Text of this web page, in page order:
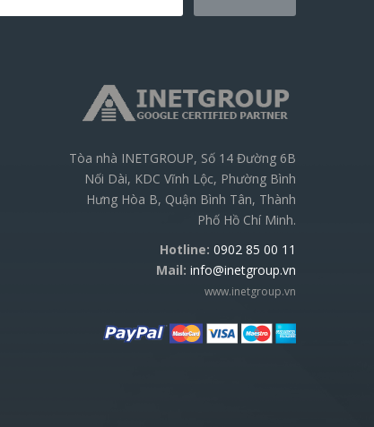
Tòa nhà INETGROUP, Số 14 Đường 6B
Nối Dài, KDC Vĩnh Lộc, Phường Bình
Hưng Hòa B, Quận Bình Tân, Thành
Phố Hồ Chí Minh.
Hotline: 0902 85 00 11
Mail: info@inetgroup.vn
www.inetgroup.vn